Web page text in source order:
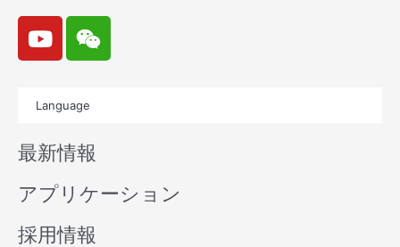
Y
o
u
b
e
W
e
i
n
Language
最新情報
アプリケーション
採用情報